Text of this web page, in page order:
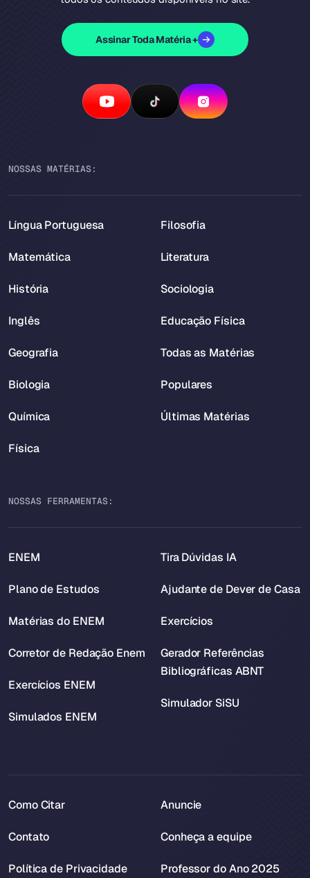
Assinar Toda Matéria +
NOSSAS MATÉRIAS:
Língua Portuguesa
Matemática
História
Inglês
Geografia
Biologia
Química
Física
Filosofia
Literatura
Sociologia
Educação Física
Todas as Matérias
Populares
Últimas Matérias
NOSSAS FERRAMENTAS:
ENEM
Plano de Estudos
Matérias do ENEM
Corretor de Redação Enem
Exercícios ENEM
Simulados ENEM
Tira Dúvidas IA
Ajudante de Dever de Casa
Exercícios
Gerador Referências
Bibliográficas ABNT
Simulador SiSU
Como Citar
Contato
Política de Privacidade
Anuncie
Conheça a equipe
Professor do Ano 2025